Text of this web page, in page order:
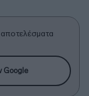
Google